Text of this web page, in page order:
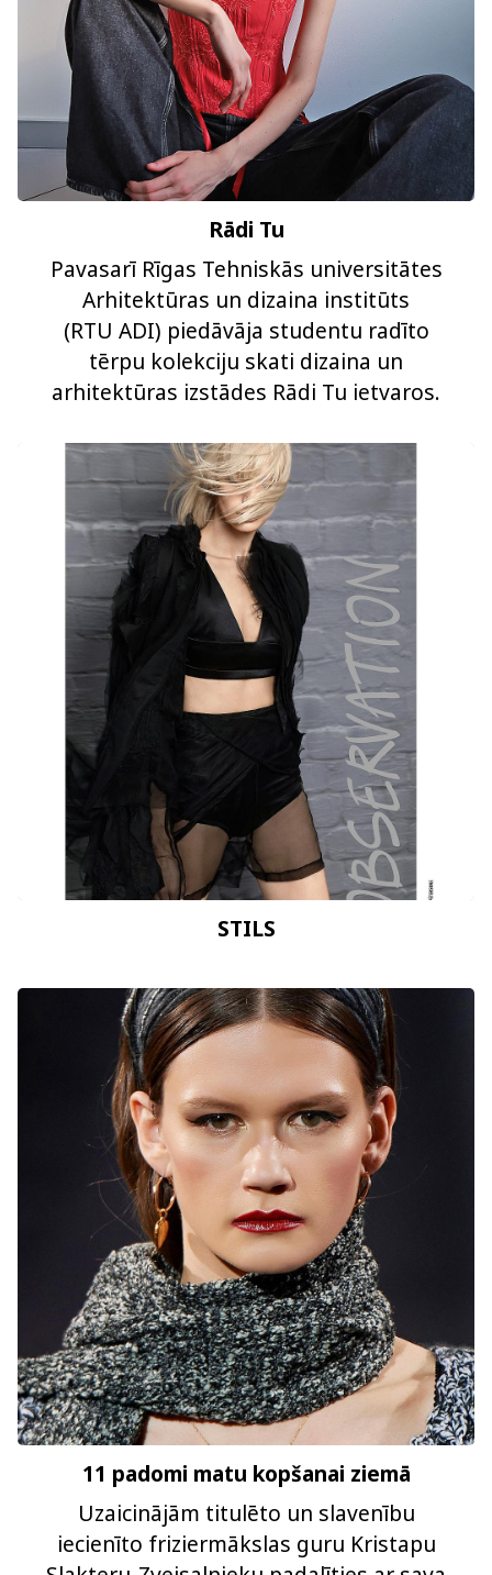
Rādi Tu
Pavasarī Rīgas Tehniskās universitātes
Arhitektūras un dizaina institūts
(RTU ADI) piedāvāja studentu radīto
tērpu kolekciju skati dizaina un
arhitektūras izstādes Rādi Tu ietvaros.
STILS
11 padomi matu kopšanai ziemā
Uzaicinājām titulēto un slavenību
iecienīto friziermākslas guru Kristapu